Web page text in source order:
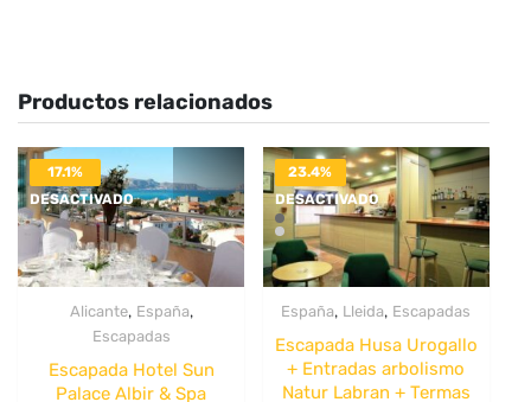
Productos relacionados
17.1%
DESACTIVADO
Alicante, España,
Escapadas
Escapada Hotel Sun
Palace Albir & Spa
23.4%
DESACTIVADO
España, Lleida, Escapadas
Escapada Husa Urogallo
+ Entradas arbolismo
Natur Labran + Termas